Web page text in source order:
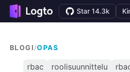
Star 14.3k
BLOGI/OPAS
rbac roolisuunnittelu